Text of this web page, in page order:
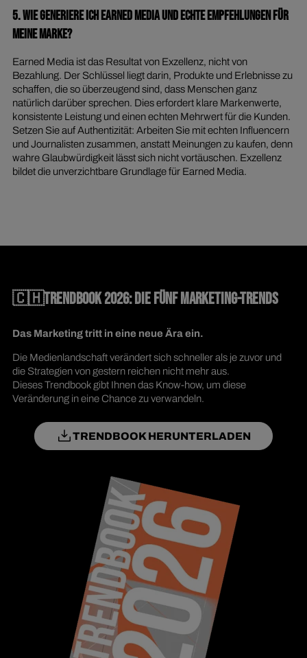
5. Wie generiere ich Earned Media und echte Empfehlungen für
meine Marke?
Earned Media ist das Resultat von Exzellenz, nicht von
Bezahlung. Der Schlüssel liegt darin, Produkte und Erlebnisse zu
schaffen, die so überzeugend sind, dass Menschen ganz
natürlich darüber sprechen. Dies erfordert klare Markenwerte,
konsistente Leistung und einen echten Mehrwert für die Kunden.
Setzen Sie auf Authentizität: Arbeiten Sie mit echten Influencern
und Journalisten zusammen, anstatt Meinungen zu kaufen, denn
wahre Glaubwürdigkeit lässt sich nicht vortäuschen. Exzellenz
bildet die unverzichtbare Grundlage für Earned Media.
🇨🇭TRENDBOOK 2026: DIE FÜNF MARKETING-TRENDS
Das Marketing tritt in eine neue Ära ein.
Die Medienlandschaft verändert sich schneller als je zuvor und
die Strategien von gestern reichen nicht mehr aus.
Dieses Trendbook gibt Ihnen das Know-how, um diese
Veränderung in eine Chance zu verwandeln.
TRENDBOOK HERUNTERLADEN